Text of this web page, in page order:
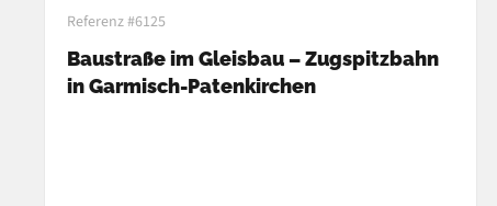
Referenz #6125
Baustraße im Gleisbau – Zugspitzbahn
in Garmisch-Patenkirchen